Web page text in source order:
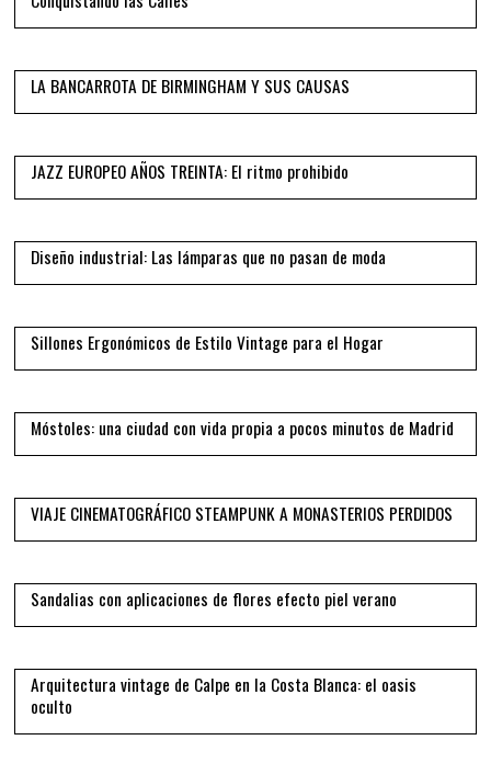
05
LA BANCARROTA DE BIRMINGHAM Y SUS CAUSAS
06
JAZZ EUROPEO AÑOS TREINTA: El ritmo prohibido
07
Diseño industrial: Las lámparas que no pasan de moda
08
Sillones Ergonómicos de Estilo Vintage para el Hogar
09
Móstoles: una ciudad con vida propia a pocos minutos de Madrid
10
VIAJE CINEMATOGRÁFICO STEAMPUNK A MONASTERIOS PERDIDOS
11
Sandalias con aplicaciones de flores efecto piel verano
12
Arquitectura vintage de Calpe en la Costa Blanca: el oasis
oculto
13